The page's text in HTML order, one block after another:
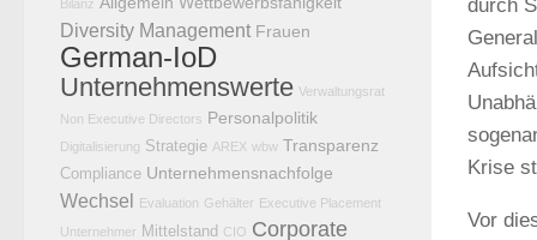
durch
Krise
Vor
Bilanz
Diversity Management Frauen
German-IoD
Unternehmenswerte Verwaltungsrat
Non Executive Directors Personalpolitik
Digitalisierung Strategie AREX wbw Transparenz
Compliance Unternehmensnachfolge
Wechsel Evaluation Gehälter Executive Placement
Unternehmer Mittelstand CIO Corporate